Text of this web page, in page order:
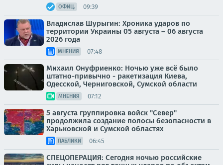
ОФИЦ. 09:39
Владислав Шурыгин: Хроника ударов по
территории Украины 05 августа – 06 августа
2026 года
МНЕНИЯ 07:48
Михаил Онуфриенко: Ночью уже всё было
штатно-привычно - ракетизация Киева,
Одесской, Черниговской, Сумской области
МНЕНИЯ 07:12
5 августа группировка войск "Север"
продолжила создание полосы безопасности в
Харьковской и Сумской областях
ПАБЛИКИ 06:45
СПЕЦОПЕРАЦИЯ: Сегодня ночью российские